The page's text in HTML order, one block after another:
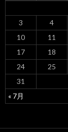
« 7月
3
4
10
11
17
18
24
25
31